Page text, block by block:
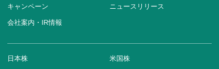
キャンペーン ニュースリリース
会社案内・IR情報
日本株 米国株